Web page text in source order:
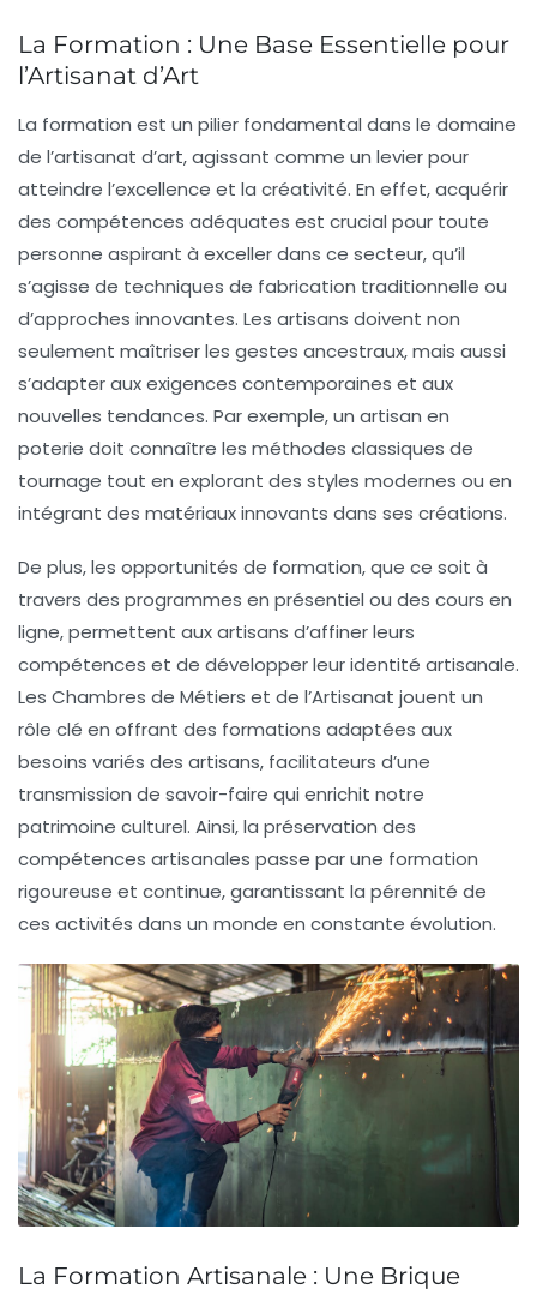
La Formation : Une Base Essentielle pour
l’Artisanat d’Art
La formation est un pilier fondamental dans le domaine
de l’artisanat d’art, agissant comme un levier pour
atteindre l’excellence et la créativité. En effet, acquérir
des compétences adéquates est crucial pour toute
personne aspirant à exceller dans ce secteur, qu’il
s’agisse de techniques de fabrication traditionnelle ou
d’approches innovantes. Les artisans doivent non
seulement maîtriser les gestes ancestraux, mais aussi
s’adapter aux exigences contemporaines et aux
nouvelles tendances. Par exemple, un artisan en
poterie doit connaître les méthodes classiques de
tournage tout en explorant des styles modernes ou en
intégrant des matériaux innovants dans ses créations.
De plus, les opportunités de formation, que ce soit à
travers des programmes en présentiel ou des cours en
ligne, permettent aux artisans d’affiner leurs
compétences et de développer leuridentité artisanale.
Les Chambres de Métiers et de l’Artisanat jouent un
rôle clé en offrant des formations adaptées aux
besoins variés des artisans, facilitateurs d’une
transmission de savoir-faire qui enrichit notre
patrimoine culturel. Ainsi, la préservation des
compétences artisanales passe par une formation
rigoureuse et continue, garantissant la pérennité de
ces activités dans un monde en constante évolution.
La Formation Artisanale : Une Brique